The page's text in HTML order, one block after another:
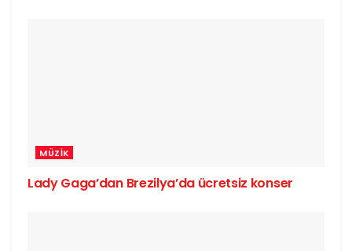
MÜZIK
Lady Gaga’dan Brezilya’da ücretsiz konser